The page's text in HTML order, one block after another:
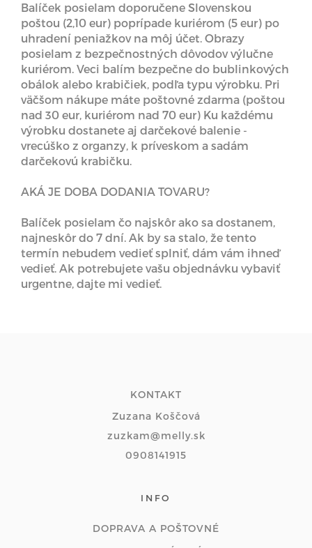
Balíček posielam doporučene Slovenskou
poštou (2,10 eur) poprípade kuriérom (5 eur) po
uhradení peniažkov na môj účet. Obrazy
posielam z bezpečnostných dôvodov výlučne
kuriérom. Veci balím bezpečne do bublinkových
obálok alebo krabičiek, podľa typu výrobku. Pri
väčšom nákupe máte poštovné zdarma (poštou
nad 30 eur, kuriérom nad 70 eur) Ku každému
výrobku dostanete aj darčekové balenie -
vrecúško z organzy, k príveskom a sadám
darčekovú krabičku.
AKÁ JE DOBA DODANIA TOVARU?
Balíček posielam čo najskôr ako sa dostanem,
najneskôr do 7 dní. Ak by sa stalo, že tento
termín nebudem vedieť splniť, dám vám ihneď
vedieť. Ak potrebujete vašu objednávku vybaviť
urgentne, dajte mi vedieť.
KONTAKT
Zuzana Koščová
zuzkam@melly.sk
0908141915
INFO
DOPRAVA A POŠTOVNÉ